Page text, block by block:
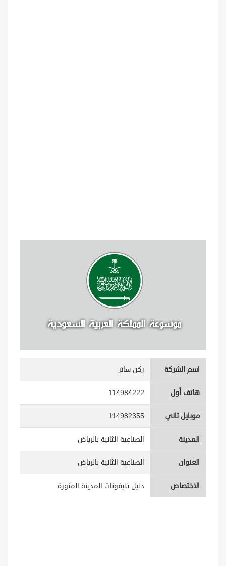
اسم الشركة ركن ساتر
هاتف أول 114984222
موبايل ثاني 114982355
المدينة الصناعية الثانية بالرياض
العنوان الصناعية الثانية بالرياض
الاختصاص دليل تليفونات المدينة المنورة